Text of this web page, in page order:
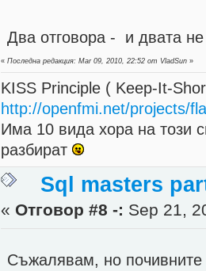
Два отговора - и двата
«Последна редакция: Mar 09, 2010, 22:52 от VladSun »
KISS Principle ( Keep-It-
http://openfmi.net/projects/
Има 10 вида хора на този
разбират
Sql masters
« Отговор #8 -: Sep 21,
Съжалявам, но